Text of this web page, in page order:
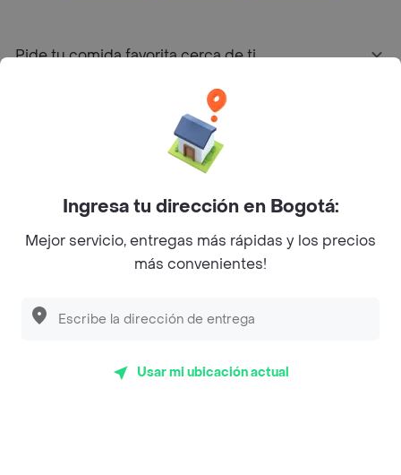
Pide tu comida favorita cerca de ti
Sobre Rappi
Facebook
Twitter
Instagram
©2026Rappi Inc. All rights reserved.
Ingresa tu dirección en Bogotá:
Mejor servicio, entregas más rápidas y los precios
más convenientes!
Usar mi ubicación actual